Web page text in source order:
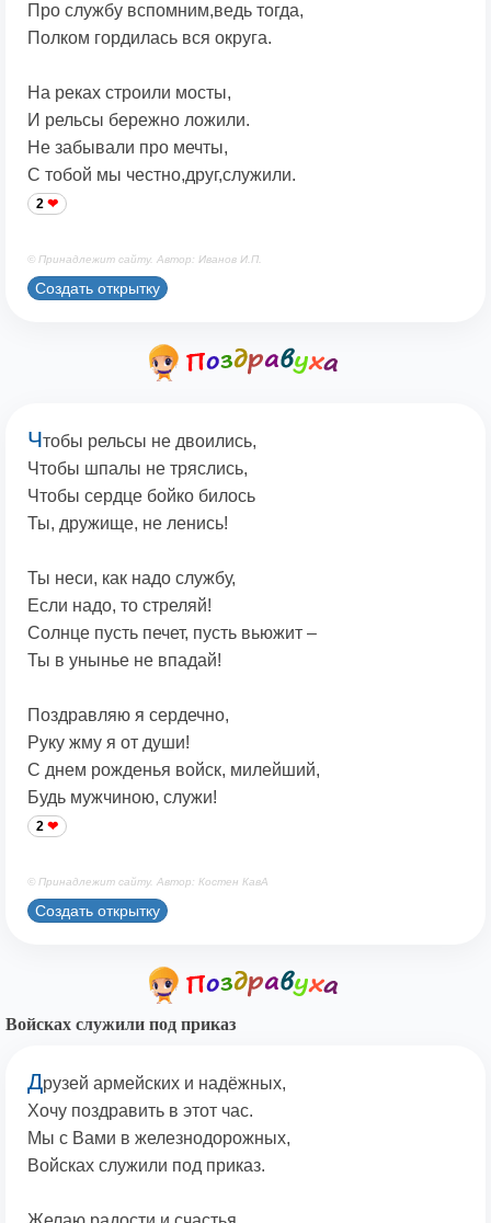
Про службу вспомним,ведь тогда,
Полком гордилась вся округа.
На реках строили мосты,
И рельсы бережно ложили.
Не забывали про мечты,
С тобой мы честно,друг,служили.
2
© Принадлежит сайту. Автор: Иванов И.П.
Создать открытку
Чтобы рельсы не двоились,
Чтобы шпалы не тряслись,
Чтобы сердце бойко билось
Ты, дружище, не ленись!
Ты неси, как надо службу,
Если надо, то стреляй!
Солнце пусть печет, пусть вьюжит –
Ты в унынье не впадай!
Поздравляю я сердечно,
Руку жму я от души!
С днем рожденья войск, милейший,
Будь мужчиною, служи!
2
© Принадлежит сайту. Автор: Костен КавА
Создать открытку
Войсках служили под приказ
Друзей армейских и надёжных,
Хочу поздравить в этот час.
Мы с Вами в железнодорожных,
Войсках служили под приказ.